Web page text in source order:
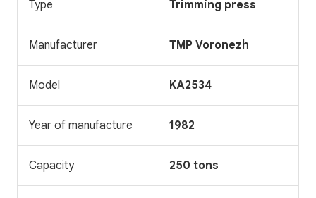
Type Trimming press
Manufacturer TMP Voronezh
Model KA2534
Year of manufacture 1982
Capacity 250 tons